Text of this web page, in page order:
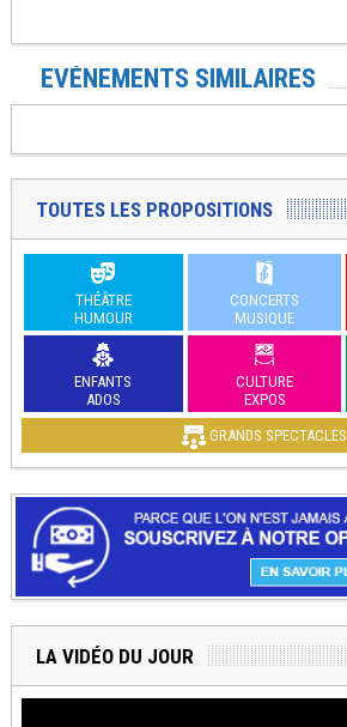
EVÉNEMENTS SIMILAIRES
TOUTES LES PROPOSITIONS
THÉÂTRE
HUMOUR
CONCERTS
MUSIQUE
ENFANTS
ADOS
CULTURE
EXPOS
GRANDS SPECTACLES
LA VIDÉO DU JOUR